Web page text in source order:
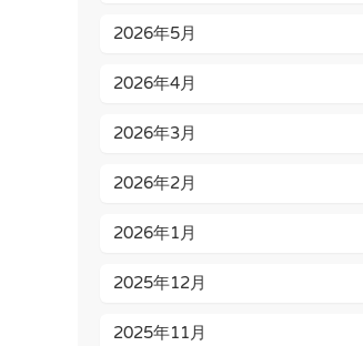
2026年5月
2026年4月
2026年3月
2026年2月
2026年1月
2025年12月
2025年11月